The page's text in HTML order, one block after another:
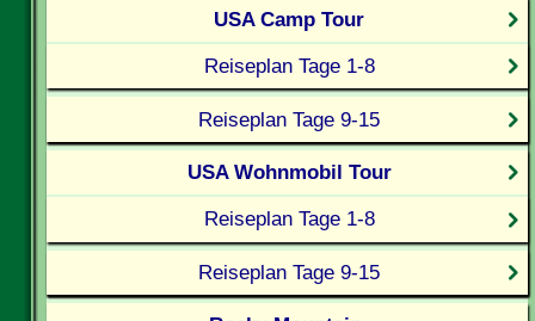
USA Camp Tour
Reiseplan Tage 1-8
Reiseplan Tage 9-15
USA Wohnmobil Tour
Reiseplan Tage 1-8
Reiseplan Tage 9-15